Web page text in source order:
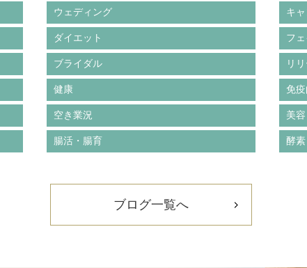
ウェディング キ
ダイエット フ
ブライダル リ
健康 免
空き業況 美容
腸活・腸育 酵素
ブログ一覧へ